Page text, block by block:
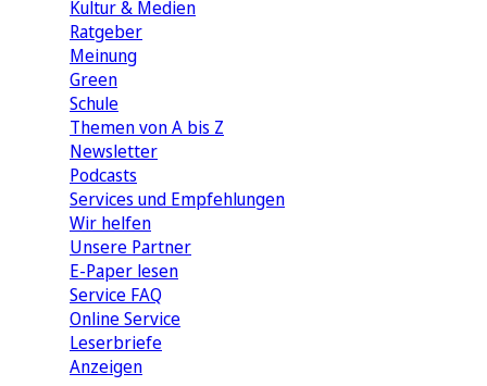
Kultur & Medien
Ratgeber
Meinung
Green
Schule
Themen von A bis Z
Newsletter
Podcasts
Services und Empfehlungen
Wir helfen
Unsere Partner
E-Paper lesen
Service FAQ
Online Service
Leserbriefe
Anzeigen